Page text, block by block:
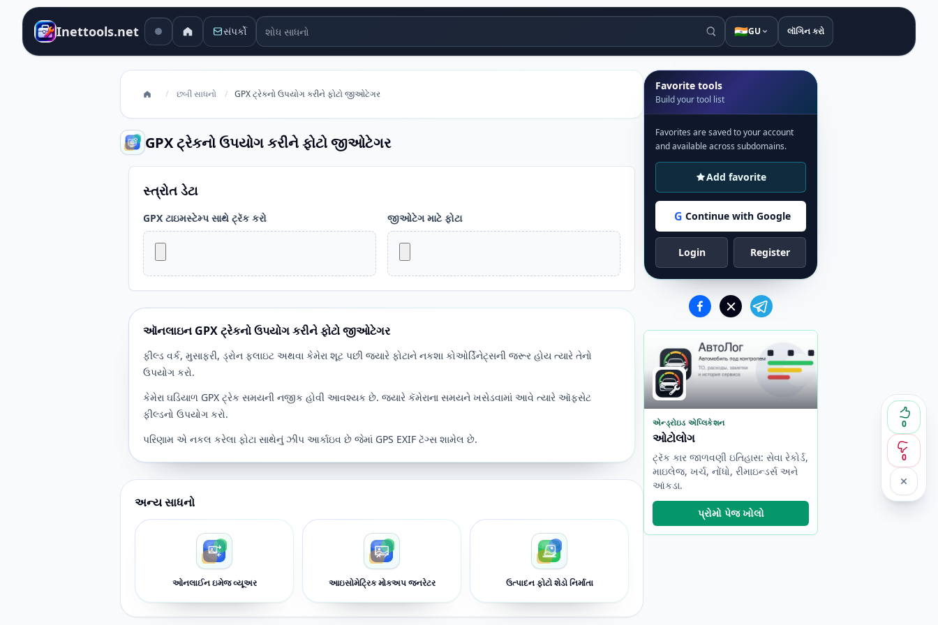
Inettools.net સંપર્કો શોધ સાધનો 🇮🇳GU લૉગિન કરો
/ છબી સાધનો / GPX ટ્રેકનો ઉપયોગ કરીને ફોટો જીઓટેગર
GPX ટ્રેકનો ઉપયોગ કરીને ફોટો જીઓટેગર
0
0
સ્ત્રોત ડેટા
GPX ટાઇમસ્ટેમ્પ સાથે ટ્રૅક કરો જીઓટેગ માટે ફોટા
ઑનલાઇન GPX ટ્રેકનો ઉપયોગ કરીને ફોટો જીઓટેગર
ફીલ્ડ વર્ક, મુસાફરી, ડ્રોન ફ્લાઇટ અથવા કેમેરા શૂટ પછી જ્યારે ફોટાને નકશા કોઓર્ડિનેટ્સની જરૂર હોય ત્યારે તેનો
ઉપયોગ કરો.
કેમેરા ઘડિયાળ GPX ટ્રેક સમયની નજીક હોવી આવશ્યક છે. જ્યારે કૅમેરાના સમયને ખસેડવામાં આવે ત્યારે ઑફસેટ
ફીલ્ડનો ઉપયોગ કરો.
પરિણામ એ નકલ કરેલા ફોટા સાથેનું ઝીપ આર્કાઇવ છે જેમાં GPS EXIF ટૅગ્સ શામેલ છે.
અન્ય સાધનો
ઓનલાઈન ઇમેજ વ્યૂઅર આઇસોમેટ્રિક મોકઅપ જનરેટર ઉત્પાદન ફોટો શેડો નિર્માતા
Favorite tools
Build your tool list
Favorites are saved to your account
and available across subdomains.
Add favorite
G Continue with Google
Login Register
એન્ડ્રોઇડ એપ્લિકેશન
ઓટોલોગ
ટ્રૅક કાર જાળવણી ઇતિહાસ: સેવા રેકોર્ડ,
માઇલેજ, ખર્ચ, નોંધો, રીમાઇન્ડર્સ અને
આંકડા.
પ્રોમો પેજ ખોલો